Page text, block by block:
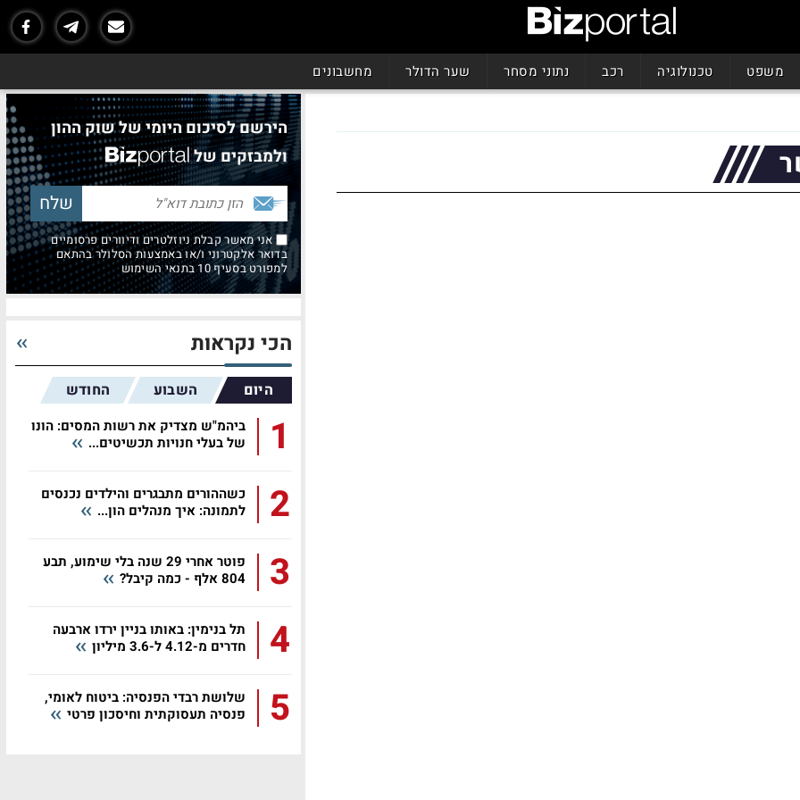
משפט טכנולוגיה רכב נתוני מסחר שער הדולר מחשבונים
הירשם לסיכום היומי של שוק ההון
ולמבזקים של
אני מאשר קבלת ניוזלטרים ודיוורים פרסומיים
בדואר אלקטרוני ו/או באמצעות הסלולר בהתאם
למפורט בסעיף 10 בתנאי השימוש
הכי נקראות
היום השבוע החודש
1
ביהמ"ש מצדיק את רשות המסים: הונו
של בעלי חנויות תכשיטים...
2
כשההורים מתבגרים והילדים נכנסים
לתמונה: איך מנהלים הון...
3
פוטר אחרי 29 שנה בלי שימוע, תבע
804 אלף - כמה קיבל?
4
תל בנימין: באותו בניין ירדו ארבעה
חדרים מ-4.12 ל-3.6 מיליון
5
שלושת רבדי הפנסיה: ביטוח לאומי,
פנסיה תעסוקתית וחיסכון פרטי